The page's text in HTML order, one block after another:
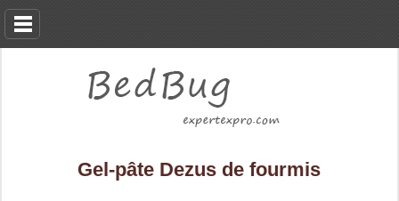
Gel-pâte Dezus de fourmis